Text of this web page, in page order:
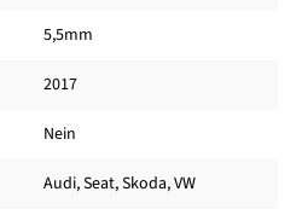
5,5mm
2017
Nein
Audi, Seat, Skoda, VW